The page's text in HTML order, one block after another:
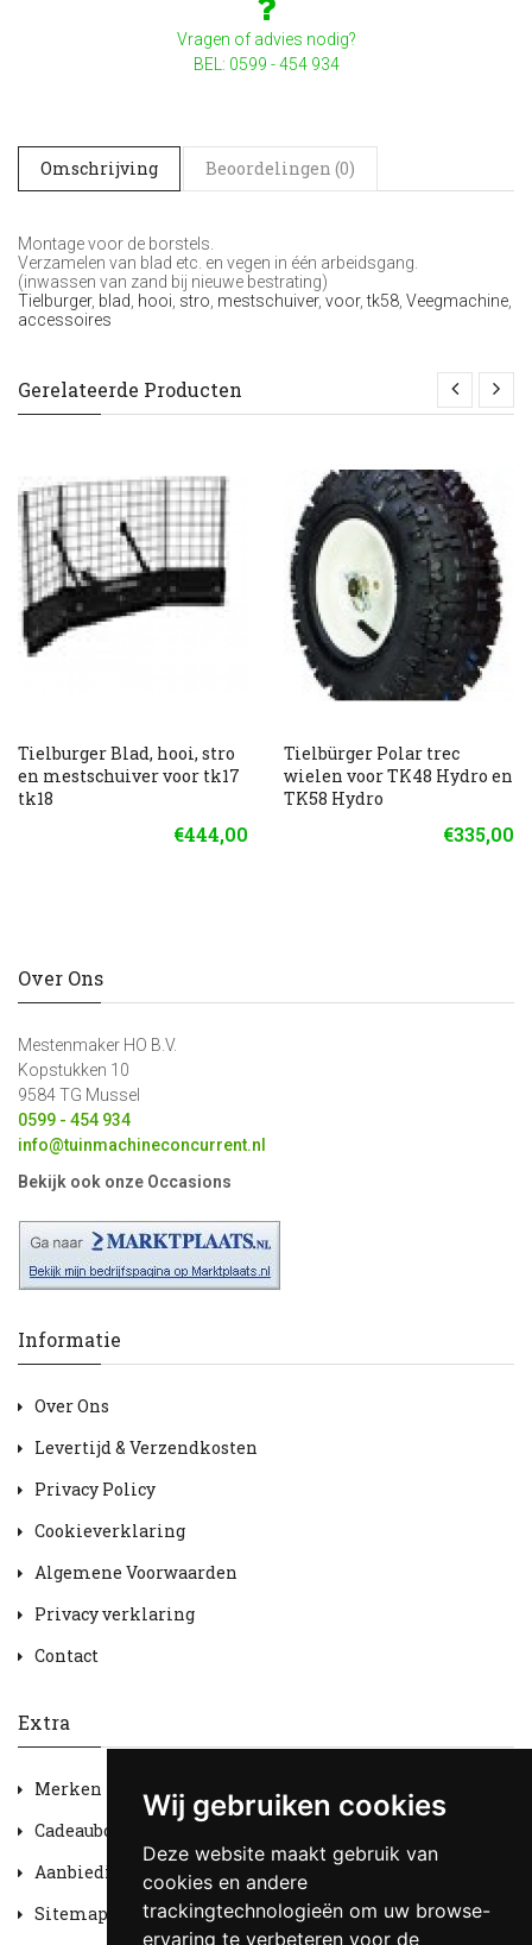
Wij gebruiken cookies
Deze website maakt gebruik van
cookies en andere
trackingtechnologieën om uw browse-
ervaring te verbeteren voor de
Vragen of advies nodig?
BEL: 0599 - 454 934
Omschrijving Beoordelingen (0)
Montage voor de borstels.
Verzamelen van blad etc. en vegen in één arbeidsgang.
(inwassen van zand bij nieuwe bestrating)
Tielburger, blad hooi stro mestschuiver, voor,tk58 Veegmachine
accessoires
Gerelateerde Producten
Tielburger Blad, hooi, stro
en mestschuiver voor tk17
tk18
€444,00
Tielbürger Polar trec
wielen voor TK48 Hydro en
TK58 Hydro
€335,00
Over Ons
Mestenmaker HO B.V.
Kopstukken 10
9584 TG Mussel
0599 - 454 934
info@tuinmachineconcurrent.nl
Bekijk ook onze Occasions
Informatie
Over Ons
Levertijd & Verzendkosten
Privacy Policy
Cookieverklaring
Algemene Voorwaarden
Privacy verklaring
Contact
Extra
Merken
Cadeaubon
Aanbiedingen
Sitemap